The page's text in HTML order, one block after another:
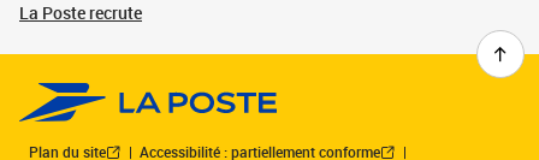
La Poste recrute
Plan du site Accessibilité : partiellement conforme